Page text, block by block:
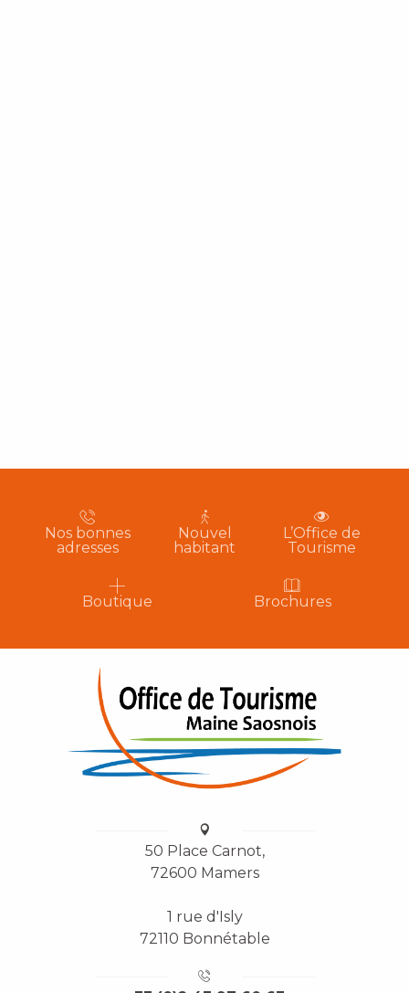
Nos bonnes
adresses
Nouvel
habitant
L’Office de
Tourisme
Boutique Brochures
50 Place Carnot,
72600 Mamers
1 rue d'Isly
72110 Bonnétable